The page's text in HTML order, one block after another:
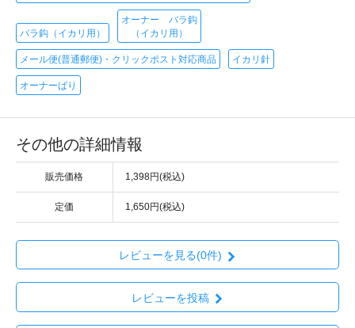
バラ鈎（イカリ用）
オーナー バラ鈎
（イカリ用）
メール便(普通郵便)・クリックポスト対応商品 イカリ針
オーナーばり
その他の詳細情報
販売価格 1,398円(税込)
定価 1,650円(税込)
レビューを見る(0件)
レビューを投稿